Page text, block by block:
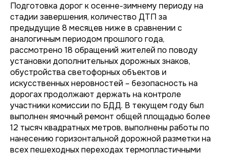
Подготовка дорог к осенне-зимнему периоду на
стадии завершения, количество ДТП за
предыдущие 8 месяцев ниже в сравнении с
аналогичным периодом прошлого года,
рассмотрено 18 обращений жителей по поводу
установки дополнительных дорожных знаков,
обустройства светофорных объектов и
искусственных неровностей – безопасность на
дорогах продолжают держать на контроле
участники комиссии по БДД. В текущем году был
выполнен ямочный ремонт общей площадью более
12 тысяч квадратных метров, выполнены работы по
нанесению горизонтальной дорожной разметки на
всех пешеходных переходах термопластичными